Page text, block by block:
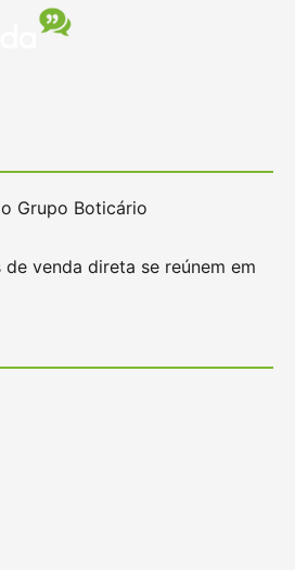
Grupo Boticário
venda direta se reúnem em